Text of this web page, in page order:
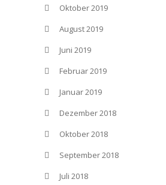
Oktober 2019
August 2019
Juni 2019
Februar 2019
Januar 2019
Dezember 2018
Oktober 2018
September 2018
Juli 2018